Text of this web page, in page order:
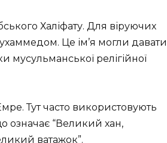
Халіфату. Для віруючих
Це ім’я могли давати
релігійної
Тут часто використовують
означає “Великий хан,
ватажок”.